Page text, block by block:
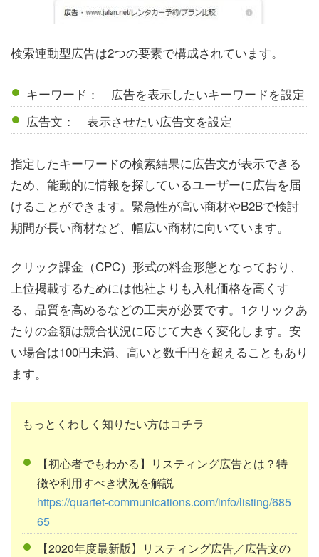
検索連動型広告は2つの要素で構成されています。
キーワード： 広告を表示したいキーワードを設定
広告文： 表示させたい広告文を設定
指定したキーワードの検索結果に広告文が表示できる
ため、能動的に情報を探しているユーザーに広告を届
けることができます。緊急性が高い商材やB2Bで検討
期間が長い商材など、幅広い商材に向いています。
クリック課金（CPC）形式の料金形態となっており、
上位掲載するためには他社よりも入札価格を高くす
る、品質を高めるなどの工夫が必要です。1クリックあ
たりの金額は競合状況に応じて大きく変化します。安
い場合は100円未満、高いと数千円を超えることもあり
ます。
もっとくわしく知りたい方はコチラ
【初心者でもわかる】リスティング広告とは？特
徴や利用すべき状況を解説
https://quartet-communications.com/info/listing/685
65
【2020年度最新版】リスティング広告／広告文の